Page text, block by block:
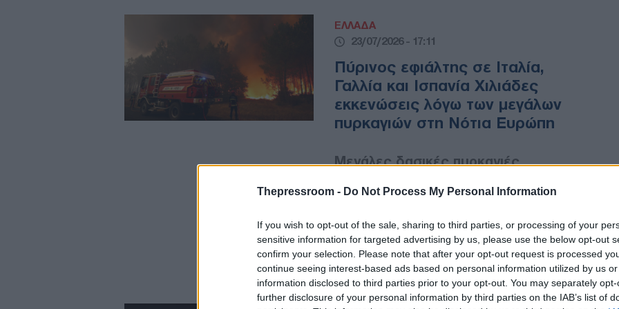
Thepressroom - Do Not Process My Personal Information
If you wish to opt-out of the sale, sharing to third parties, or processing of your
sensitive information for targeted advertising by us, please use the below opt-out
confirm your selection. Please note that after your opt-out request is processed
continue seeing interest-based ads based on personal information utilized by us
information disclosed to third parties prior to your opt-out. You may separately
further disclosure of your personal information by third parties on the IAB’s list of
ΕΛΛΑΔΑ
23/07/2026 - 17:11
Πύρινος εφιάλτης σε Ιταλία,
Γαλλία και Ισπανία Χιλιάδες
εκκενώσεις λόγω των μεγάλων
πυρκαγιών στη Νότια Ευρώπη
Μεγάλες δασικές πυρκαγιές
Ιταλία, τη Γαλλία και την Ισπανία,
καταστροφές, εκκενώσεις
οικισμών και ανθρώπινες
απώλειες.